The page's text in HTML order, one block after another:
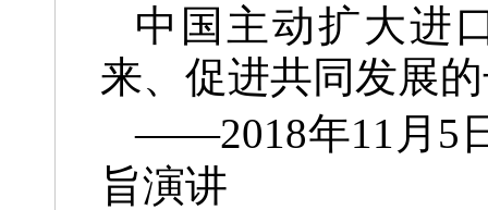
中国主动扩大进
来、促进共同发展
——2018年11月5
旨演讲